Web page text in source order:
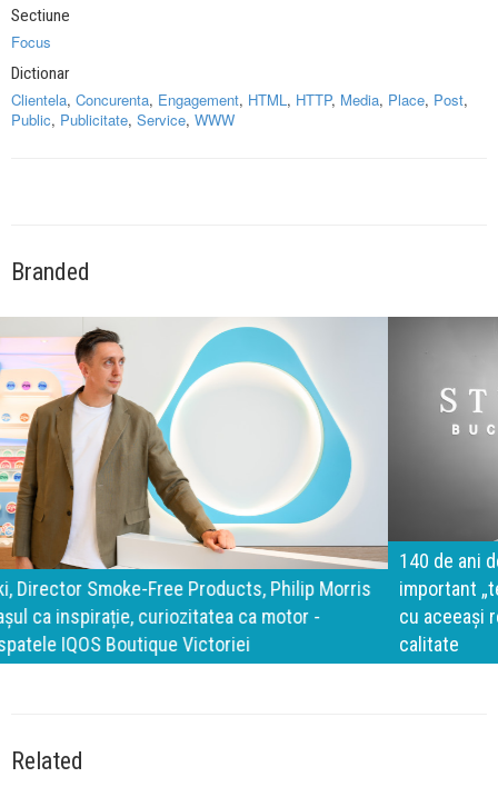
Sectiune
Focus
Dictionar
Clientela, Concurenta, Engagement, HTML, HTTP, Media, Place, Post,
Public, Publicitate, Service, WWW
Branded
140 de ani de Mercedes-Benz. Ramona Pîrlog: Cel mai
important „test al timpului” este să inovăm constant, dar
cu aceeași responsabilitate față de oameni, siguranță și
calitate
Related